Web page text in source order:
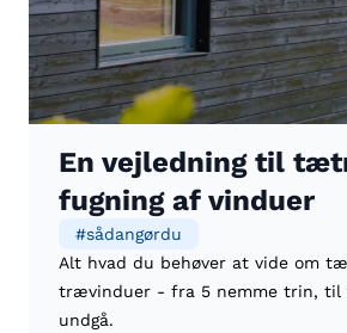
En vejledning til
fugning af vinduer
#sådangørdu
Alt hvad du behøver at vide om
trævinduer - fra 5 nemme trin, til
undgå.